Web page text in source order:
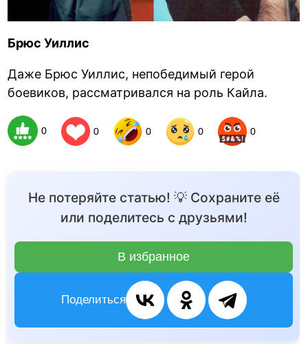
Брюс Уиллис
Даже Брюс Уиллис, непобедимый герой
боевиков, рассматривался на роль Кайла.
0 0 0 0 0
Не потеряйте статью! 💡 Сохраните её
или поделитесь с друзьями!
В избранное
Поделиться